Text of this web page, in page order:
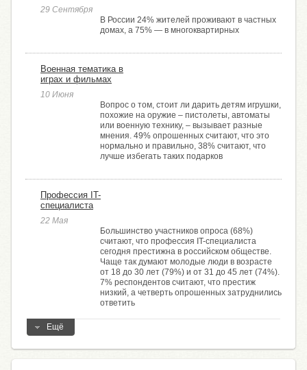
29 Сентября
В России 24% жителей проживают в частных
домах, а 75% — в многоквартирных
Военная тематика в
играх и фильмах
10 Июня
Вопрос о том, стоит ли дарить детям игрушки,
похожие на оружие – пистолеты, автоматы
или военную технику, – вызывает разные
мнения. 49% опрошенных считают, что это
нормально и правильно, 38% считают, что
лучше избегать таких подарков
Профессия IT-
специалиста
22 Мая
Большинство участников опроса (68%)
считают, что профессия IT-специалиста
сегодня престижна в российском обществе.
Чаще так думают молодые люди в возрасте
от 18 до 30 лет (79%) и от 31 до 45 лет (74%).
7% респондентов считают, что престиж
низкий, а четверть опрошенных затруднились
ответить
Ещё